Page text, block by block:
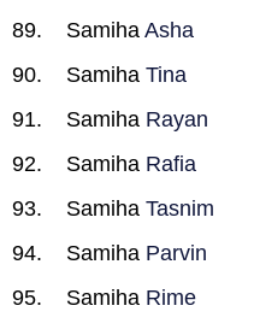
Samiha Asha
Samiha Tina
Samiha Rayan
Samiha Rafia
Samiha Tasnim
Samiha Parvin
Samiha Rime